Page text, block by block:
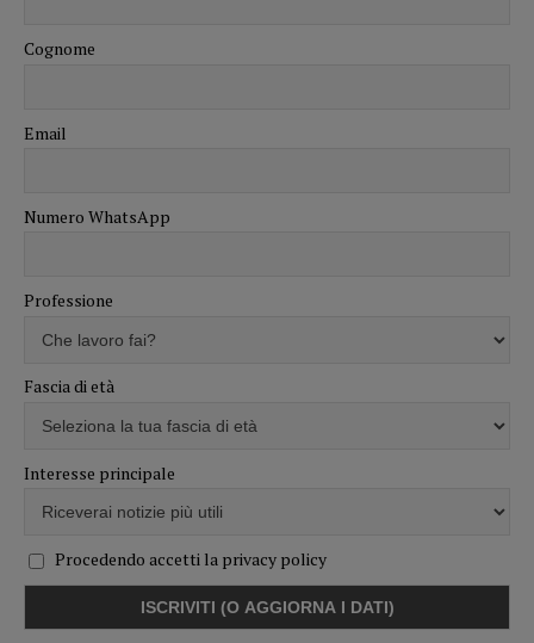
Cognome
Email
Numero WhatsApp
Professione
Fascia di età
Interesse principale
Procedendo accetti la privacy policy